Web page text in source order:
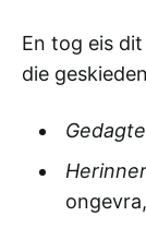
En tog eis
die